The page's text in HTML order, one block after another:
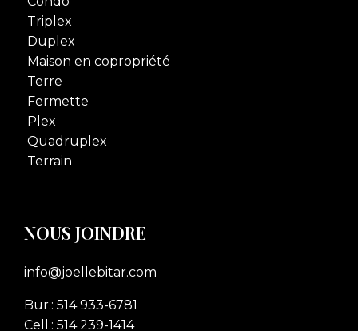
Triplex
Duplex
Maison en copropriété
Terre
Fermette
Plex
Quadruplex
Terrain
NOUS JOINDRE
info@joellebitar.com
Bur.: 514 933-6781
Cell.: 514 239-1414